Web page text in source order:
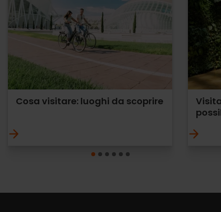
Cosa visitare: luoghi da scoprire